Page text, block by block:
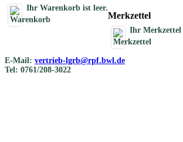
Ihr Warenkorb ist leer.
Merkzettel
Ihr Merkzettel
E-Mail: vertrieb-lgrb@rpf.bwl.de
Tel: 0761/208-3022